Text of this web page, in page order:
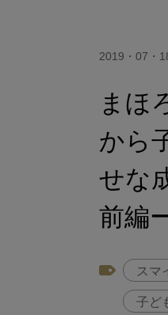
2019・07・
まほ
から
せな
前編
スマ
子ど